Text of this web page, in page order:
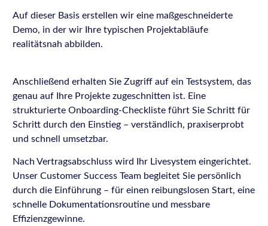
Auf dieser Basis erstellen wir eine maßgeschneiderte
Demo, in der wir Ihre typischen Projektabläufe
realitätsnah abbilden.
Anschließend erhalten Sie Zugriff auf ein Testsystem, das
genau auf Ihre Projekte zugeschnitten ist. Eine
strukturierte Onboarding-Checkliste führt Sie Schritt für
Schritt durch den Einstieg – verständlich, praxiserprobt
und schnell umsetzbar.
Nach Vertragsabschluss wird Ihr Livesystem eingerichtet.
Unser Customer Success Team begleitet Sie persönlich
durch die Einführung – für einen reibungslosen Start, eine
schnelle Dokumentationsroutine und messbare
Effizienzgewinne.